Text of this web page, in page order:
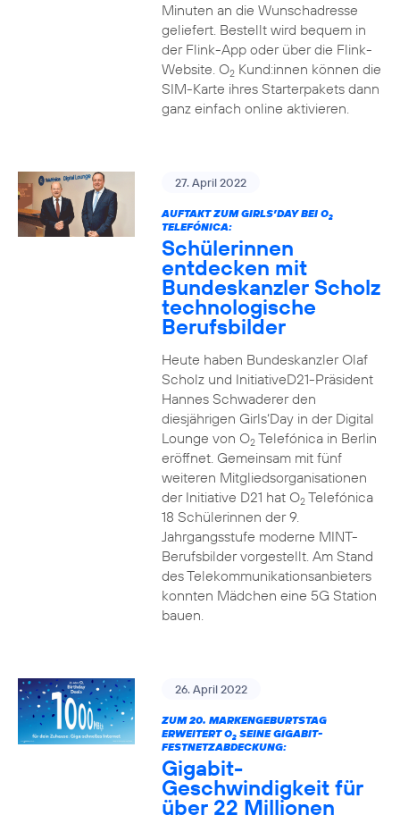
Minuten an die Wunschadresse
geliefert. Bestellt wird bequem in
der Flink-App oder über die Flink-
Website. O2Kund:innen können die
SIM-Karte ihres Starterpakets dann
ganz einfach online aktivieren.
27. April 2022
AUFTAKT ZUM GIRLS’DAY BEI O2
TELEFÓNICA:
Schülerinnen
entdecken mit
Bundeskanzler Scholz
technologische
Berufsbilder
Heute haben Bundeskanzler Olaf
Scholz und InitiativeD21-Präsident
Hannes Schwaderer den
diesjährigen Girls‘Day in der Digital
Lounge von O2Telefónica in Berlin
eröffnet. Gemeinsam mit fünf
weiteren Mitgliedsorganisationen
der Initiative D21 hat O2Telefónica
18 Schülerinnen der 9.
Jahrgangsstufe moderne MINT-
Berufsbilder vorgestellt. Am Stand
des Telekommunikationsanbieters
konnten Mädchen eine 5G Station
bauen.
26. April 2022
ZUM 20. MARKENGEBURTSTAG
ERWEITERT O2SEINE GIGABIT-
FESTNETZABDECKUNG:
Gigabit-
Geschwindigkeit für
über 22 Millionen